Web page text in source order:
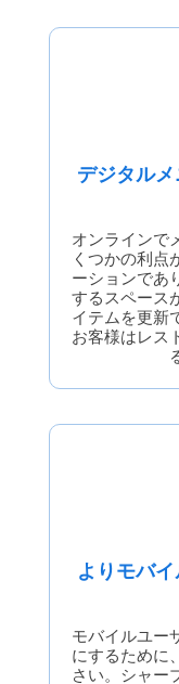
デジタル
オンラインで
くつかの利点
ーションであ
するスペース
イテムを更新
お客様はレス
よりモバ
モバイルユー
にするために
さい。シャー